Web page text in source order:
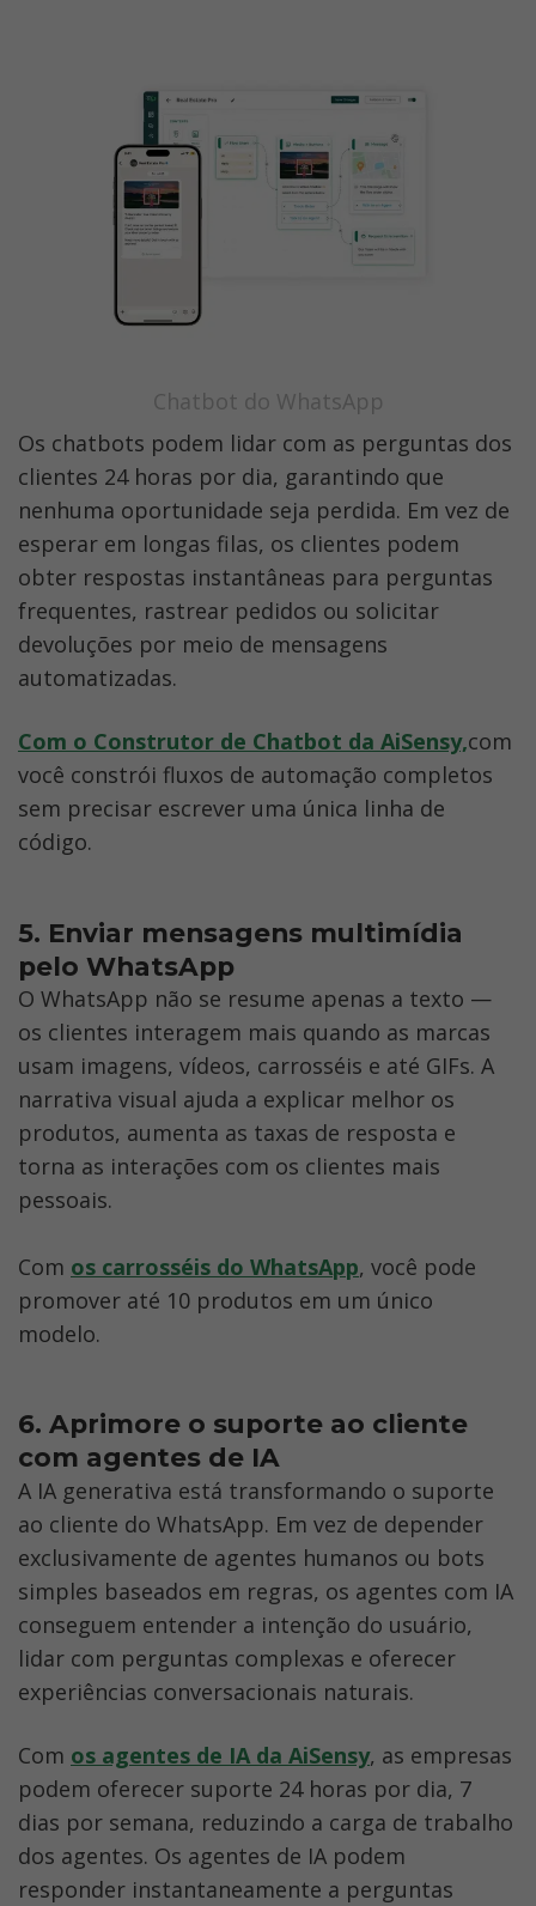
Chatbot do WhatsApp
Os chatbots podem lidar com as perguntas dos
clientes 24 horas por dia, garantindo que
nenhuma oportunidade seja perdida. Em vez de
esperar em longas filas, os clientes podem
obter respostas instantâneas para perguntas
frequentes, rastrear pedidos ou solicitar
devoluções por meio de mensagens
automatizadas.
Com o Construtor de Chatbot da AiSensy,com
você constrói fluxos de automação completos
sem precisar escrever uma única linha de
código.
5. Enviar mensagens multimídia
pelo WhatsApp
O WhatsApp não se resume apenas a texto —
os clientes interagem mais quando as marcas
usam imagens, vídeos, carrosséis e até GIFs. A
narrativa visual ajuda a explicar melhor os
produtos, aumenta as taxas de resposta e
torna as interações com os clientes mais
pessoais.
Com os carrosséis do WhatsApp, você pode
promover até 10 produtos em um único
modelo.
6. Aprimore o suporte ao cliente
com agentes de IA
A IA generativa está transformando o suporte
ao cliente do WhatsApp. Em vez de depender
exclusivamente de agentes humanos ou bots
simples baseados em regras, os agentes com IA
conseguem entender a intenção do usuário,
lidar com perguntas complexas e oferecer
experiências conversacionais naturais.
Com os agentes de IA da AiSensy, as empresas
podem oferecer suporte 24 horas por dia, 7
dias por semana, reduzindo a carga de trabalho
dos agentes. Os agentes de IA podem
responder instantaneamente a perguntas